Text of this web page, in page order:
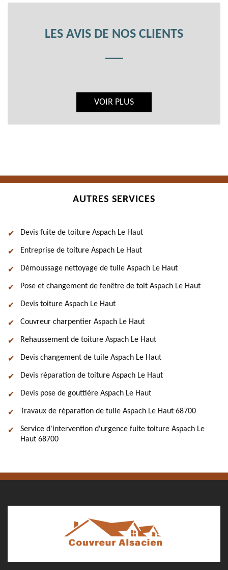
LES AVIS DE NOS CLIENTS
VOIR PLUS
AUTRES SERVICES
Devis fuite de toiture Aspach Le Haut
Entreprise de toiture Aspach Le Haut
Démoussage nettoyage de tuile Aspach Le Haut
Pose et changement de fenêtre de toit Aspach Le Haut
Devis toiture Aspach Le Haut
Couvreur charpentier Aspach Le Haut
Rehaussement de toiture Aspach Le Haut
Devis changement de tuile Aspach Le Haut
Devis réparation de toiture Aspach Le Haut
Devis pose de gouttière Aspach Le Haut
Travaux de réparation de tuile Aspach Le Haut 68700
Service d'intervention d'urgence fuite toiture Aspach Le
Haut 68700